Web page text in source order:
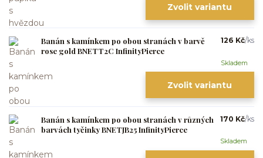
Zvolit variantu
Banán s kamínkem po obou stranách v barvě
rose gold BNETT2C InfinityPierce
126 Kč/ks
Skladem
Zvolit variantu
Banán s kamínkem po obou stranách v různých
barvách tyčinky BNETJB25 InfinityPierce
170 Kč/ks
Skladem